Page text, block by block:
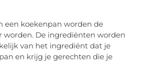
een koekenpan worden de
De ingrediënten worden
van het ingrediënt dat je
en krijg je gerechten die je